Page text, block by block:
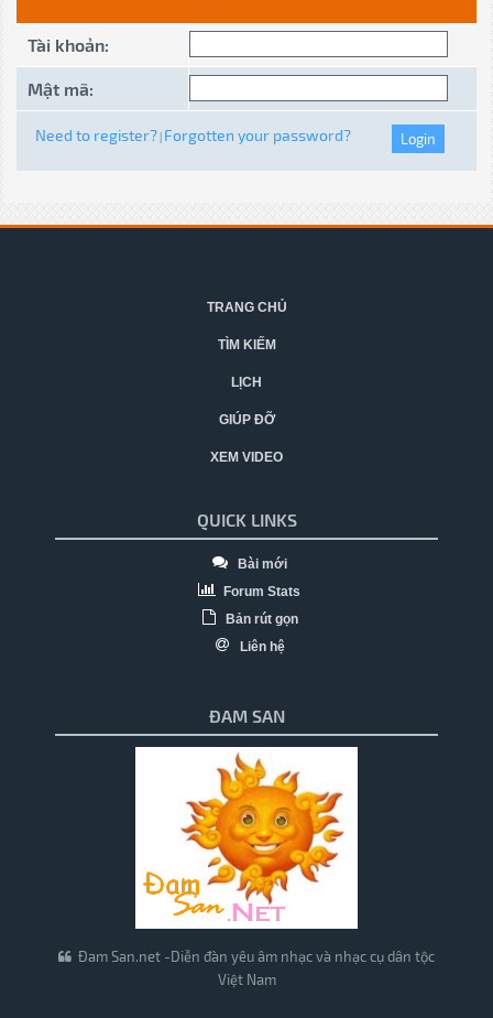
Tài khoản:
Mật mã:
Need to register? Forgotten your password?
TRANG CHỦ
TÌM KIẾM
LỊCH
GIÚP ĐỠ
XEM VIDEO
QUICK LINKS
Bài mới
Forum Stats
Bản rút gọn
Liên hệ
ĐAM SAN
Đam San.net -Diễn đàn yêu âm nhạc và nhạc cụ dân tộc
Việt Nam